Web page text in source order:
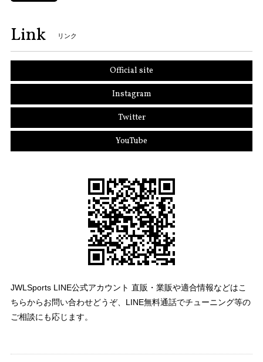
Link リンク
Official site
Instagram
Twitter
YouTube
JWLSports LINE公式アカウント 直販・業販や適合情報などはこ
ちらからお問い合わせどうぞ、LINE無料通話でチューニング等の
ご相談にも応じます。